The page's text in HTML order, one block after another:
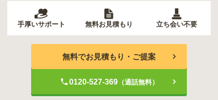
手厚いサポート 無料お見積もり 立ち会い不要
無料でお見積もり・ご提案
0120-527-369（通話無料）